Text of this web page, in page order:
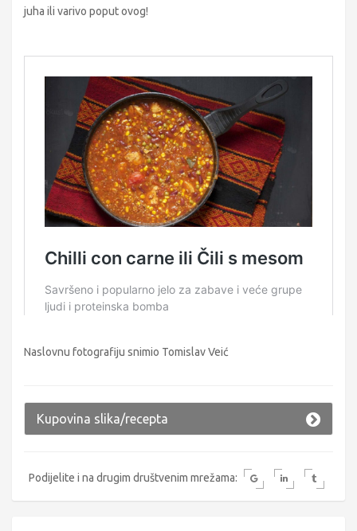
juha ili varivo poput ovog!
Naslovnu fotografiju snimio Tomislav Veić
Kupovina slika/recepta
Podijelite i na drugim društvenim mrežama: